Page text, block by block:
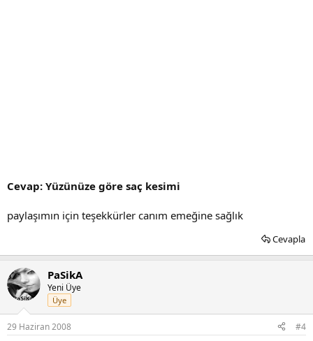
Cevap: Yüzünüze göre saç kesimi
paylaşımın için teşekkürler canım emeğine sağlık
Cevapla
PaSikA
Yeni Üye
Üye
29 Haziran 2008 #4